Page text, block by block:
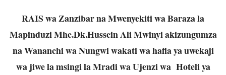
RAIS wa Zanzibar na Mwenyekiti wa Baraza la
Mapinduzi Mhe.Dk.Hussein Ali Mwinyi akizungumza
na Wananchi wa Nungwi wakati wa hafla ya uwekaji
wa jiwe la msingi la Mradi wa Ujenzi wa Hoteli ya